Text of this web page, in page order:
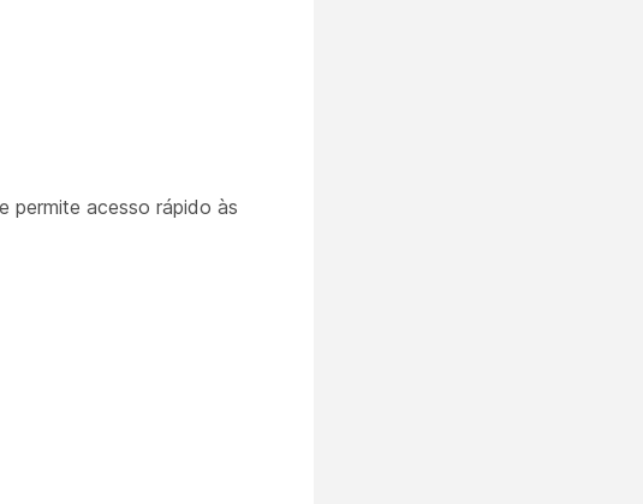
permite acesso rápido às